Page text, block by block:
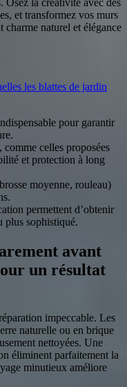
Osez la créativité avec des
et transformez vos murs
charme naturel et élégance
les blattes de jardin
pour garantir
, comme celles proposées
et protection à long
moyenne, rouleau)
permettent d’obtenir
plus sophistiqué.
avant
un résultat
impeccable. Les
naturelle ou en brique
nettoyées. Une
éliminent parfaitement la
minutieux améliore